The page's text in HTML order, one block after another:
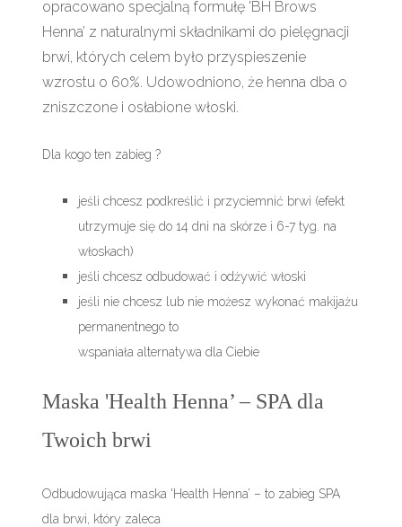
opracowano specjalną formułę 'BH Brows
Henna’ z naturalnymi składnikami do pielęgnacji
brwi, których celem było przyspieszenie
wzrostu o 60%. Udowodniono, że henna dba o
zniszczone i osłabione włoski.
Dla kogo ten zabieg ?
jeśli chcesz podkreślić i przyciemnić brwi (efekt
utrzymuje się do 14 dni na skórze i 6-7 tyg. na
włoskach)
jeśli chcesz odbudować i odżywić włoski
jeśli nie chcesz lub nie możesz wykonać makijażu
permanentnego to
wspaniała alternatywa dla Ciebie
Maska 'Health Henna’ – SPA dla
Twoich brwi
Odbudowująca maska 'Health Henna’ – to zabieg SPA
dla brwi, który zaleca